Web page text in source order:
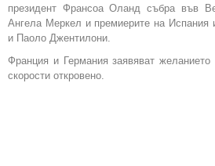
президент Франсоа Оланд събра във
Ангела Меркел и премиерите на
и Паоло Джентилони.
Франция и Германия заявяват
скорости откровено.